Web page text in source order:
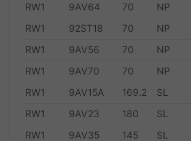
RW1
9AV64 70 NP
RW1
92ST18 70 NP
RW1
9AV56 70 NP
RW1
9AV70 70 NP
RW1
9AV15A 169.2 SL
RW1
9AV23 180 SL
RW1
9AV35 145 SL